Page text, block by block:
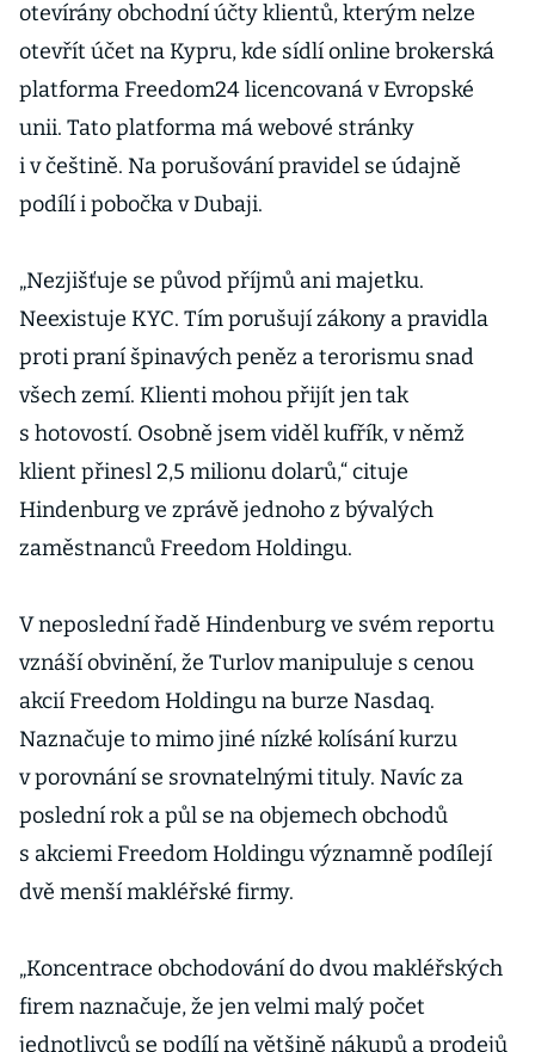
otevírány obchodní účty klientů, kterým nelze
otevřít účet na Kypru, kde sídlí online brokerská
platforma Freedom24 licencovaná v Evropské
unii. Tato platforma má webové stránky
i v češtině. Na porušování pravidel se údajně
podílí i pobočka v Dubaji.
„Nezjišťuje se původ příjmů ani majetku.
Neexistuje KYC. Tím porušují zákony a pravidla
proti praní špinavých peněz a terorismu snad
všech zemí. Klienti mohou přijít jen tak
s hotovostí. Osobně jsem viděl kufřík, v němž
klient přinesl 2,5 milionu dolarů,“ cituje
Hindenburg ve zprávě jednoho z bývalých
zaměstnanců Freedom Holdingu.
V neposlední řadě Hindenburg ve svém reportu
vznáší obvinění, že Turlov manipuluje s cenou
akcií Freedom Holdingu na burze Nasdaq.
Naznačuje to mimo jiné nízké kolísání kurzu
v porovnání se srovnatelnými tituly. Navíc za
poslední rok a půl se na objemech obchodů
s akciemi Freedom Holdingu významně podílejí
dvě menší makléřské firmy.
„Koncentrace obchodování do dvou makléřských
firem naznačuje, že jen velmi malý počet
jednotlivců se podílí na většině nákupů a prodejů